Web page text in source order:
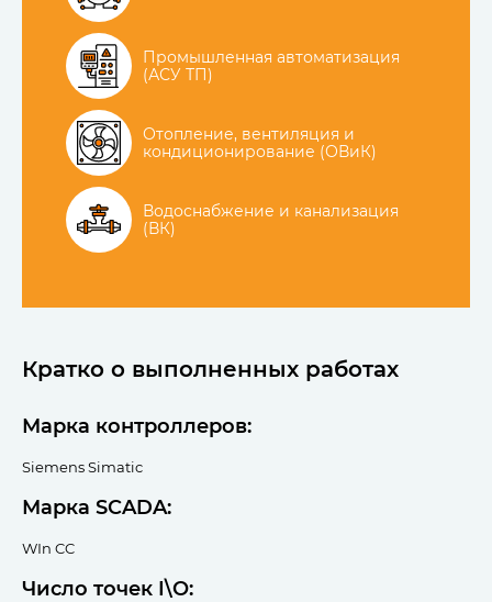
Промышленная автоматизация
(АСУ ТП)
Отопление, вентиляция и
кондиционирование (ОВиК)
Водоснабжение и канализация
(ВК)
Кратко о выполненных работах
Марка контроллеров:
Siemens Simatic
Марка SCADA:
WIn CC
Число точек I\O: